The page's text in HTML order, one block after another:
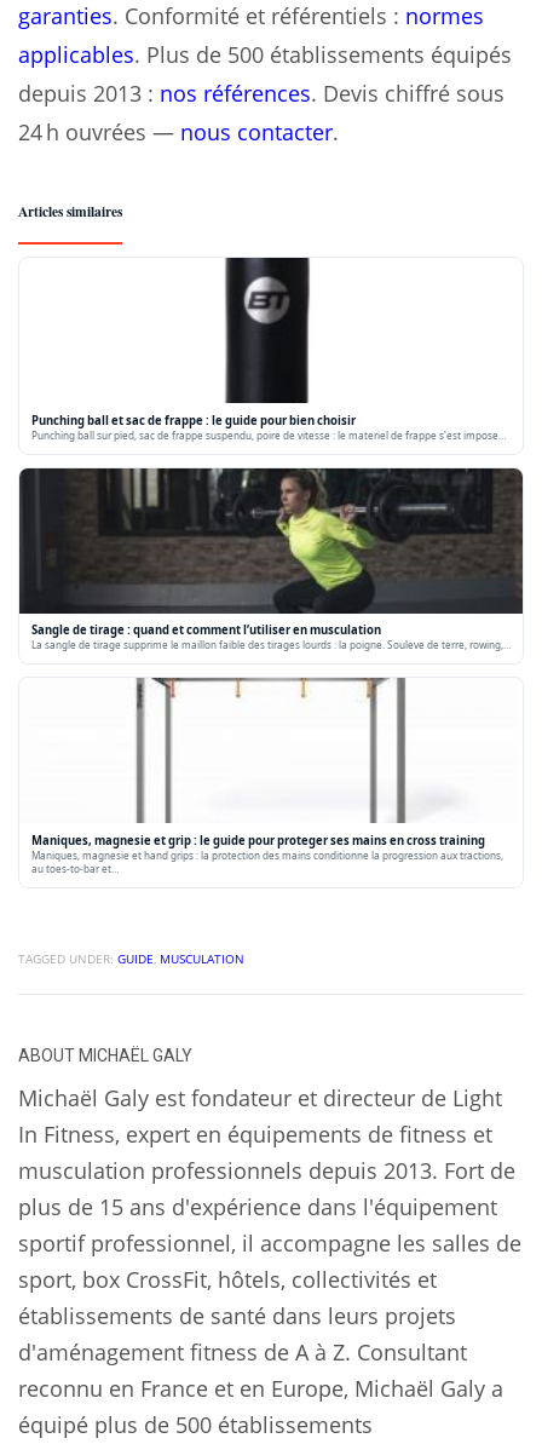
garanties. Conformité et référentiels : normes
applicables. Plus de 500 établissements équipés
depuis 2013 : nos références. Devis chiffré sous
24 h ouvrées — nous contacter.
Articles similaires
Punching ball et sac de frappe : le guide pour bien choisir
Punching ball sur pied, sac de frappe suspendu, poire de vitesse : le materiel de frappe s'est impose…
Sangle de tirage : quand et comment l’utiliser en musculation
La sangle de tirage supprime le maillon faible des tirages lourds : la poigne. Souleve de terre, rowing,…
Maniques, magnesie et grip : le guide pour proteger ses mains en cross training
Maniques, magnesie et hand grips : la protection des mains conditionne la progression aux tractions,
au toes-to-bar et…
TAGGED UNDER: GUIDE MUSCULATION
ABOUT MICHAËL GALY
Michaël Galy est fondateur et directeur de Light
In Fitness, expert en équipements de fitness et
musculation professionnels depuis 2013. Fort de
plus de 15 ans d'expérience dans l'équipement
sportif professionnel, il accompagne les salles de
sport, box CrossFit, hôtels, collectivités et
établissements de santé dans leurs projets
d'aménagement fitness de A à Z. Consultant
reconnu en France et en Europe, Michaël Galy a
équipé plus de 500 établissements